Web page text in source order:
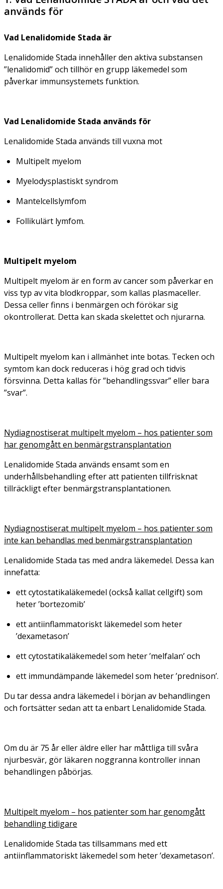
används för
Vad Lenalidomide Stada är
Lenalidomide Stada innehåller den aktiva substansen
”lenalidomid” och tillhör en grupp läkemedel som
påverkar immunsystemets funktion.
Vad Lenalidomide Stada används för
Lenalidomide Stada används till vuxna mot
Multipelt myelom
Myelodysplastiskt syndrom
Mantelcellslymfom
Follikulärt lymfom.
Multipelt myelom
Multipelt myelom är en form av cancer som påverkar en
viss typ av vita blodkroppar, som kallas plasmaceller.
Dessa celler finns i benmärgen och förökar sig
okontrollerat. Detta kan skada skelettet och njurarna.
Multipelt myelom kan i allmänhet inte botas. Tecken och
symtom kan dock reduceras i hög grad och tidvis
försvinna. Detta kallas för ”behandlingssvar” eller bara
”svar”.
Nydiagnostiserat multipelt myelom – hos patienter som
har genomgått en benmärgstransplantation
Lenalidomide Stada används ensamt som en
underhållsbehandling efter att patienten tillfrisknat
tillräckligt efter benmärgstransplantationen.
Nydiagnostiserat multipelt myelom – hos patienter som
inte kan behandlas med benmärgstransplantation
Lenalidomide Stada tas med andra läkemedel. Dessa kan
innefatta:
ett cytostatikaläkemedel (också kallat cellgift) som
heter ’bortezomib’
ett antiinflammatoriskt läkemedel som heter
’dexametason’
ett cytostatikaläkemedel som heter ’melfalan’ och
ett immundämpande läkemedel som heter ’prednison’.
Du tar dessa andra läkemedel i början av behandlingen
och fortsätter sedan att ta enbart Lenalidomide Stada.
Om du är 75 år eller äldre eller har måttliga till svåra
njurbesvär, gör läkaren noggranna kontroller innan
behandlingen påbörjas.
Multipelt myelom – hos patienter som har genomgått
behandling tidigare
Lenalidomide Stada tas tillsammans med ett
antiinflammatoriskt läkemedel som heter ’dexametason’.